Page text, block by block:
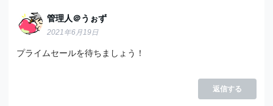
管理人＠うぉず
2021年6月19日
プライムセールを待ちましょう！
返信する